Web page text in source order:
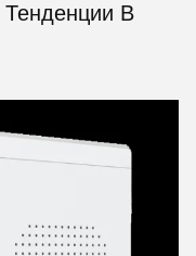
Тенденции В